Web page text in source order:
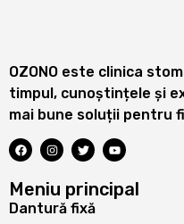
OZONO este clinica
timpul, cunoștințele și
mai bune soluții pentru
Meniu principal
Dantură fixă